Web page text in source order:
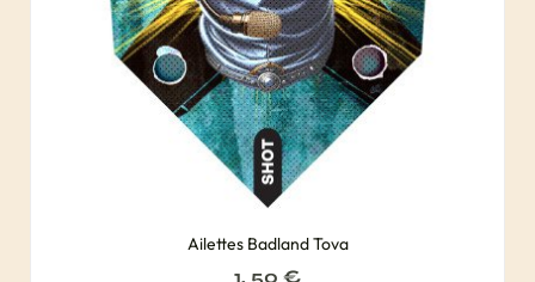
Ailettes Badland Tova
1, 50 €